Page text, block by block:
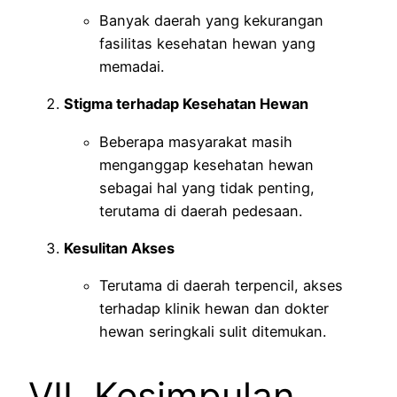
Banyak daerah yang kekurangan
fasilitas kesehatan hewan yang
memadai.
Stigma terhadap Kesehatan Hewan
Beberapa masyarakat masih
menganggap kesehatan hewan
sebagai hal yang tidak penting,
terutama di daerah pedesaan.
Kesulitan Akses
Terutama di daerah terpencil, akses
terhadap klinik hewan dan dokter
hewan seringkali sulit ditemukan.